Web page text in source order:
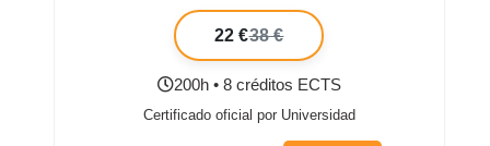
22 €38 €
200h • 8 créditos ECTS
Certificado oficial por Universidad